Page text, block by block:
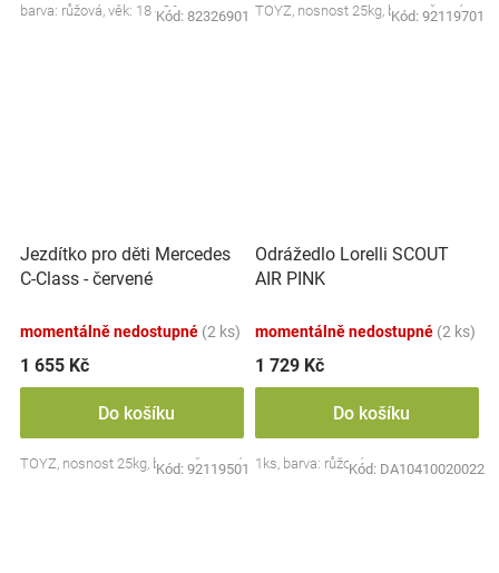
barva: růžová, věk: 18 - 36 m
Kód: 82326901 TOYZ, nosnost 25kg, barva: černá
Kód: 92119701
Jezdítko pro děti Mercedes
C-Class - červené
momentálně nedostupné (2 ks)
1 655 Kč
Do košíku
TOYZ, nosnost 25kg, barva: červená
Kód: 92119501
Odrážedlo Lorelli SCOUT
AIR PINK
momentálně nedostupné (2 ks)
1 729 Kč
Do košíku
1ks, barva: růžováKód: DA10410020022